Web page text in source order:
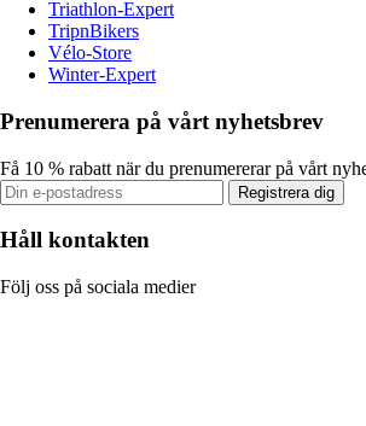
Triathlon-Expert
TripnBikers
Vélo-Store
Winter-Expert
Prenumerera på vårt nyhetsbrev
Få 10 % rabatt när du prenumererar på vårt
Registrera dig
Håll kontakten
Följ oss på sociala medier